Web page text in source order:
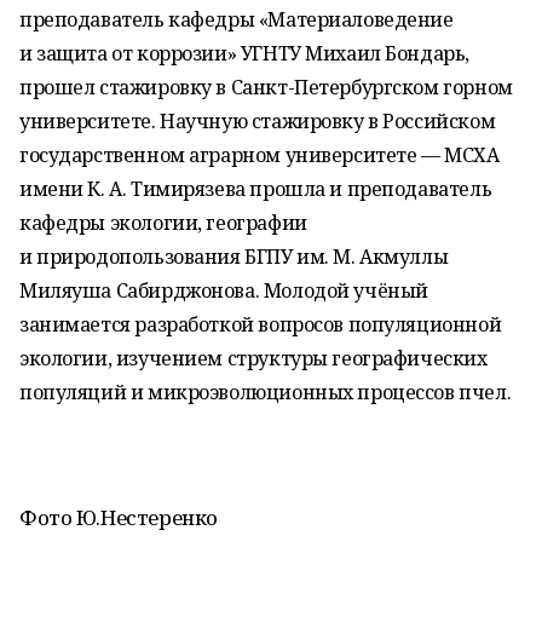
преподаватель кафедры «Материаловедение
и защита от коррозии» УГНТУ Михаил Бондарь,
прошел стажировку в Санкт-Петербургском горном
университете. Научную стажировку в Российском
государственном аграрном университете — МСХА
имени К. А. Тимирязева прошла и преподаватель
кафедры экологии, географии
и природопользования БГПУ им. М. Акмуллы
Миляуша Сабирджонова. Молодой учёный
занимается разработкой вопросов популяционной
экологии, изучением структуры географических
популяций и микроэволюционных процессов пчел.
Фото Ю.Нестеренко